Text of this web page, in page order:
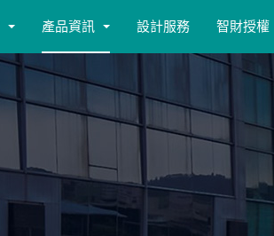
產品資訊 設計服務 智財授權